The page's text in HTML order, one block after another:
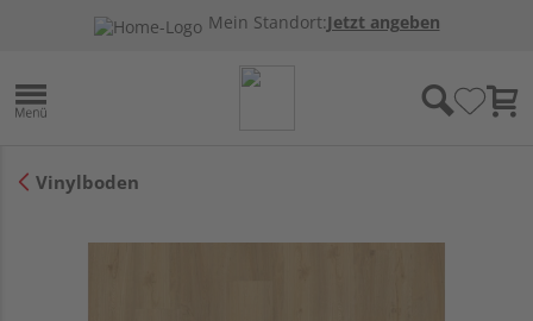
Mein Standort:Jetzt angeben
Vinylboden